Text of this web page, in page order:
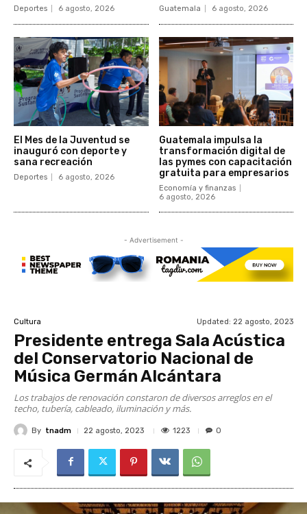
Deportes 6 agosto, 2026 Guatemala 6 agosto, 2026
El Mes de la Juventud se
inauguró con deporte y
sana recreación
Deportes 6 agosto, 2026
Guatemala impulsa la
transformación digital de
las pymes con capacitación
gratuita para empresarios
Economía y finanzas
6 agosto, 2026
- Advertisement -